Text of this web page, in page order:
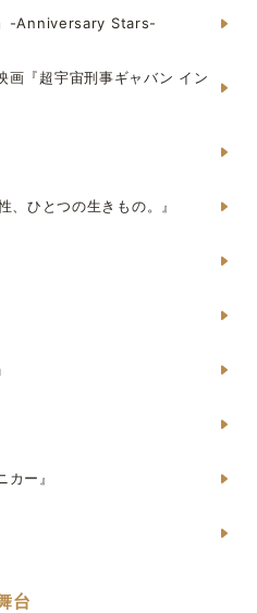
』-Anniversary Stars-
画『超宇宙刑事ギャバン イン
、ひとつの生きもの。』
ー』
台